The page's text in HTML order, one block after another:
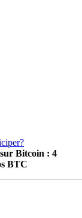
Bitcoin : 4
BTC